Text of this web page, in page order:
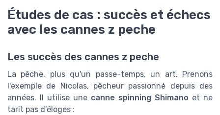
Études de cas : succès et échecs
avec les cannes z peche
Les succès des cannes z peche
La pêche, plus qu'un passe-temps, un art. Prenons
l'exemple de Nicolas, pêcheur passionné depuis des
années. Il utilise une canne spinning Shimano et ne
tarit pas d'éloges :